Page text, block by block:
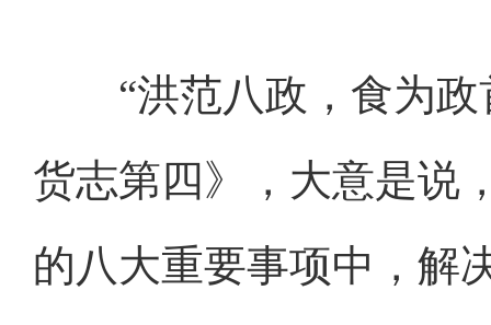
“洪范八政，食为政
货志第四》，大意是说
的八大重要事项中，解